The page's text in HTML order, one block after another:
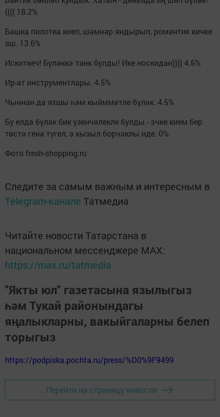
(((( 18.2%
Башка пилотка киеп, шәмнәр яндырып, романтик кичке
аш. 13.6%
Искиткеч! Бүләккә танк булды! Ике носкидан)))) 4.5%
Ир-ат инструментлары. 4.5%
Чыннан да яхшы һәм кыйммәтле бүләк. 4.5%
Бу елда бүләк бик үзенчәлекле булды - эчке кием бер
төстә генә түгел, ә кызыл борчаклы иде. 0%
Фото fresh-shopping.ru
Следите за самым важным и интересным в
Telegram-канале Татмедиа
Читайте новости Татарстана в
национальном мессенджере MАХ:
https://max.ru/tatmedia
"Якты юл" газетасына язылыгыз
һәм Тукай районындагы
яңалыкларны, вакыйгаларны белеп
торыгыз
https://podpiska.pochta.ru/press/%D0%9F9499
Перейти на страницу новости